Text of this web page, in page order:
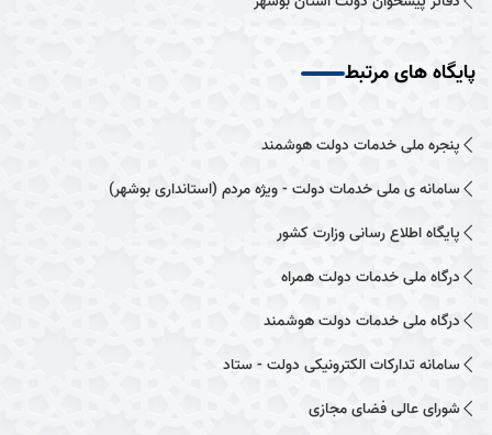
پایگاه های مرتبط
پنجره ملی خدمات دولت هوشمند
سامانه ی ملی خدمات دولت - ویژه مردم (استانداری بوشهر)
پایگاه اطلاع رسانی وزارت کشور
درگاه ملی خدمات دولت همراه
درگاه ملی خدمات دولت هوشمند
سامانه تدارکات الکترونیکی دولت - ستاد
شورای عالی فضای مجازی